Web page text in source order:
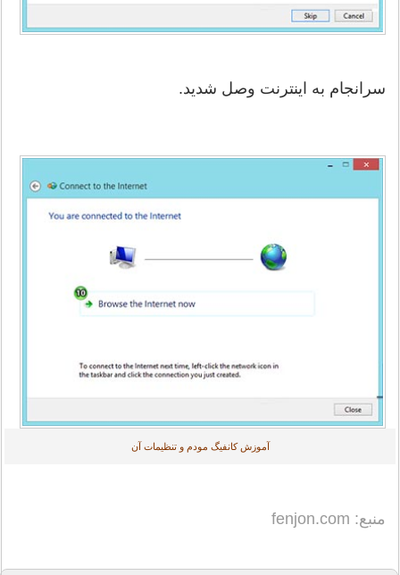
سرانجام به اینترنت وصل شدید.
آموزش کانفیگ مودم و تنظیمات آن
منبع: fenjon.com